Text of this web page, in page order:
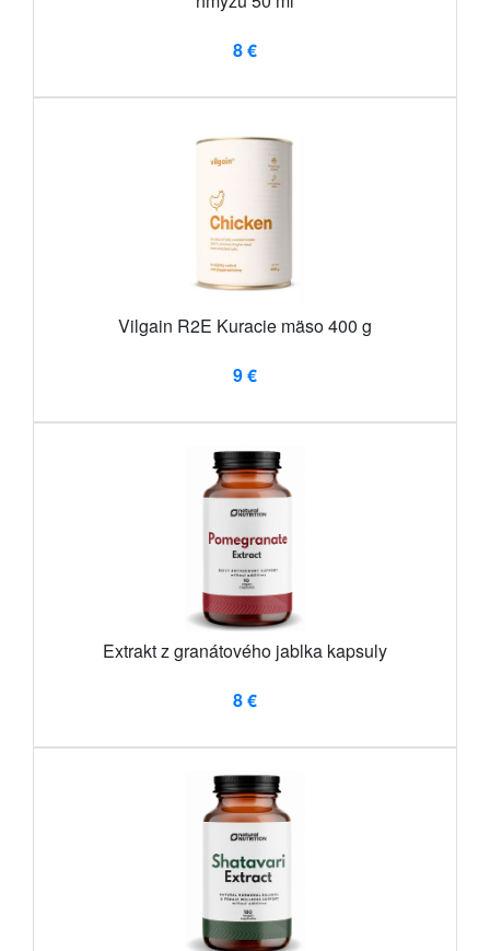
8 €
Vilgain R2E Kuracie mäso 400 g
9 €
Extrakt z granátového jablka kapsuly
8 €